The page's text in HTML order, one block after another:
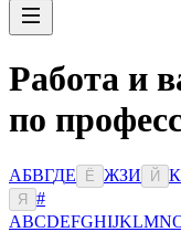
Работа и
по
АБВГДЕ Ё ЖЗИ Й К
Я
#
ABCDEFGHIJKLMN